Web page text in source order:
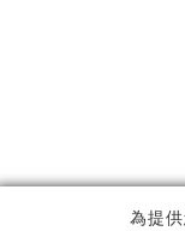
為提